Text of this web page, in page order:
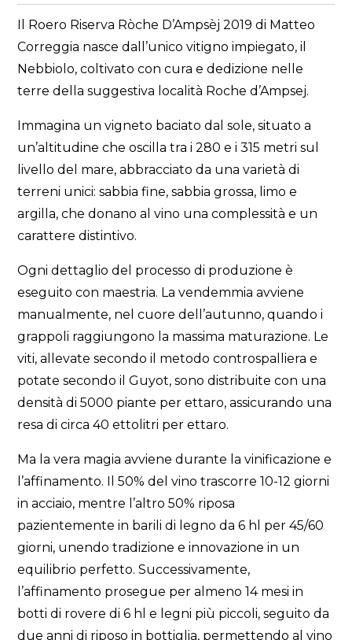
Il Roero Riserva Ròche D’Ampsèj 2019 di Matteo
Correggia nasce dall’unico vitigno impiegato, il
Nebbiolo, coltivato con cura e dedizione nelle
terre della suggestiva località Roche d’Ampsej.
Immagina un vigneto baciato dal sole, situato a
un’altitudine che oscilla tra i 280 e i 315 metri sul
livello del mare, abbracciato da una varietà di
terreni unici: sabbia fine, sabbia grossa, limo e
argilla, che donano al vino una complessità e un
carattere distintivo.
Ogni dettaglio del processo di produzione è
eseguito con maestria. La vendemmia avviene
manualmente, nel cuore dell’autunno, quando i
grappoli raggiungono la massima maturazione. Le
viti, allevate secondo il metodo controspalliera e
potate secondo il Guyot, sono distribuite con una
densità di 5000 piante per ettaro, assicurando una
resa di circa 40 ettolitri per ettaro.
Ma la vera magia avviene durante la vinificazione e
l’affinamento. Il 50% del vino trascorre 10-12 giorni
in acciaio, mentre l’altro 50% riposa
pazientemente in barili di legno da 6 hl per 45/60
giorni, unendo tradizione e innovazione in un
equilibrio perfetto. Successivamente,
l’affinamento prosegue per almeno 14 mesi in
botti di rovere di 6 hl e legni più piccoli, seguito da
due anni di riposo in bottiglia, permettendo al vino